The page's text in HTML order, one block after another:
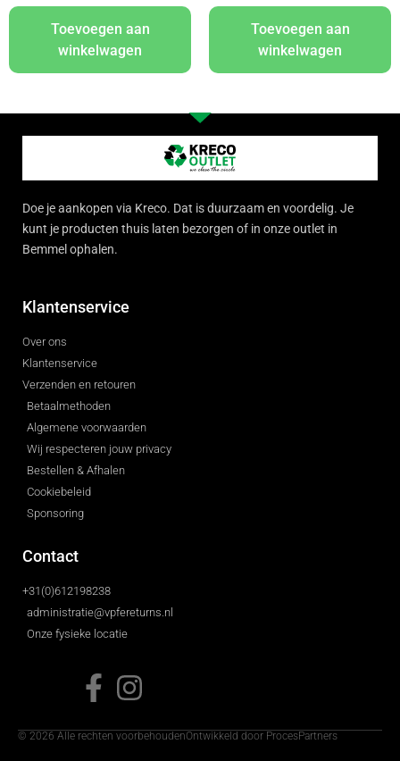
Toevoegen aan
winkelwagen
Toevoegen aan
winkelwagen
Doe je aankopen via Kreco. Dat is duurzaam en voordelig. Je
kunt je producten thuis laten bezorgen of in onze outlet in
Bemmel ophalen.
Klantenservice
Over ons
Klantenservice
Verzenden en retouren
Betaalmethoden
Algemene voorwaarden
Wij respecteren jouw privacy
Bestellen & Afhalen
Cookiebeleid
Sponsoring
Contact
+31(0)612198238
administratie@vpfereturns.nl
Onze fysieke locatie
© 2026 Alle rechten voorbehoudenOntwikkeld door ProcesPartners